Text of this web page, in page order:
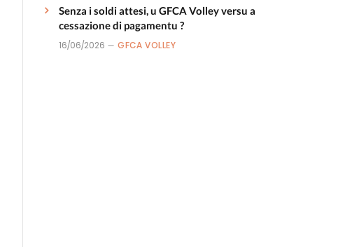
Senza i soldi attesi, u GFCA Volley versu a
cessazione di pagamentu ?
16/06/2026 GFCA VOLLEY